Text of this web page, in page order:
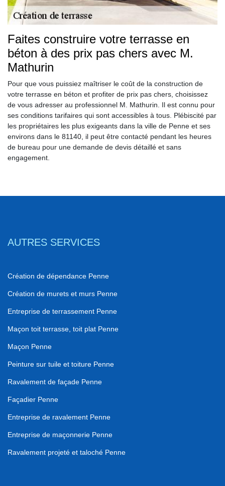
Faites construire votre terrasse en
béton à des prix pas chers avec M.
Mathurin
Pour que vous puissiez maîtriser le coût de la construction de
votre terrasse en béton et profiter de prix pas chers, choisissez
de vous adresser au professionnel M. Mathurin. Il est connu pour
ses conditions tarifaires qui sont accessibles à tous. Plébiscité par
les propriétaires les plus exigeants dans la ville de Penne et ses
environs dans le 81140, il peut être contacté pendant les heures
de bureau pour une demande de devis détaillé et sans
engagement.
AUTRES SERVICES
Création de dépendance Penne
Création de murets et murs Penne
Entreprise de terrassement Penne
Maçon toit terrasse, toit plat Penne
Maçon Penne
Peinture sur tuile et toiture Penne
Ravalement de façade Penne
Façadier Penne
Entreprise de ravalement Penne
Entreprise de maçonnerie Penne
Ravalement projeté et taloché Penne